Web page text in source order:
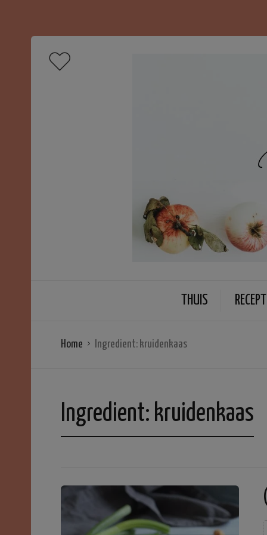
THUIS
Home Ingredient: kruidenkaas
Ingredient: kruidenkaas